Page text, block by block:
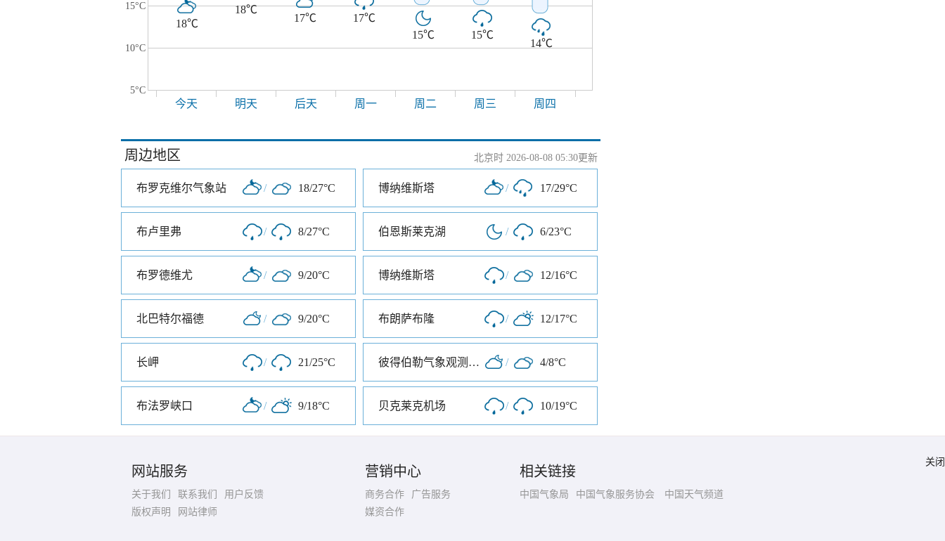
15°C
10°C
5°C
18℃
18℃
17℃ 17℃
15℃ 15℃
14℃
今天 明天 后天 周一 周二 周三 周四
周边地区 北京时 2026-08-08 05:30更新
布罗克维尔气象站 / 18/27°C 博纳维斯塔 / 17/29°C
布卢里弗 / 8/27°C 伯恩斯莱克湖 / 6/23°C
布罗德维尤 / 9/20°C 博纳维斯塔 / 12/16°C
北巴特尔福德 / 9/20°C 布朗萨布隆 / 12/17°C
长岬 / 21/25°C 彼得伯勒气象观测中心 / 4/8°C
布法罗峡口 / 9/18°C 贝克莱克机场 / 10/19°C
关闭
网站服务
关于我们 联系我们
用户反馈
版权声明
网站律师
营销中心
商务合作
广告服务
媒资合作
相关链接
中国气象局 中国气象服务协会 中国天气频道